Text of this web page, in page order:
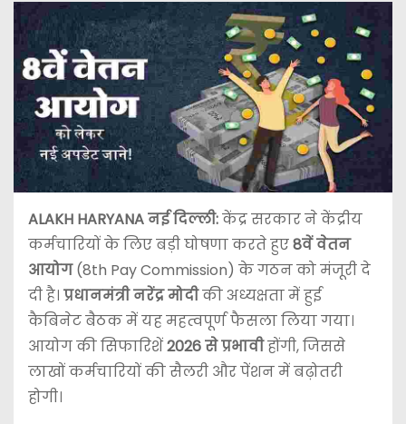
ALAKH HARYANA नई दिल्ली:केंद्र सरकार ने केंद्रीय
कर्मचारियों के लिए बड़ी घोषणा करते हुए8वें वेतन
आयोग(8th Pay Commission) के गठन को मंजूरी दे
दी है। प्रधानमंत्री नरेंद्र मोदीकी अध्यक्षता में हुई
कैबिनेट बैठक में यह महत्वपूर्ण फैसला लिया गया।
आयोग की सिफारिशें2026 से प्रभावीहोंगी, जिससे
लाखों कर्मचारियों की सैलरी और पेंशन में बढ़ोतरी
होगी।